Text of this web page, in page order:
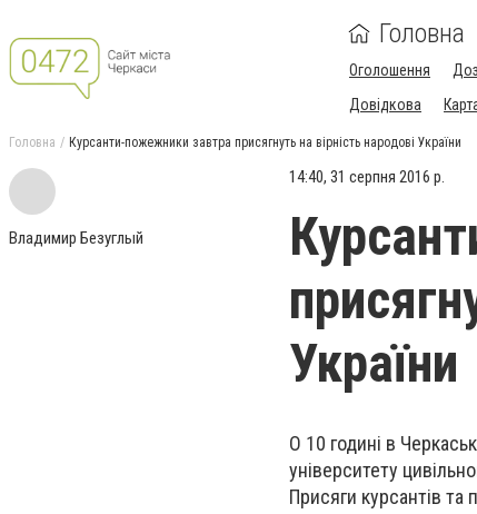
Головна
Оголошення
Довідкова
Головна Курсанти-пожежники завтра присягнуть на вірність народові України
Владимир Безуглый
14:40, 31 серпня 2016 р.
України
О 10 годині в
університету
Присяги курсантів